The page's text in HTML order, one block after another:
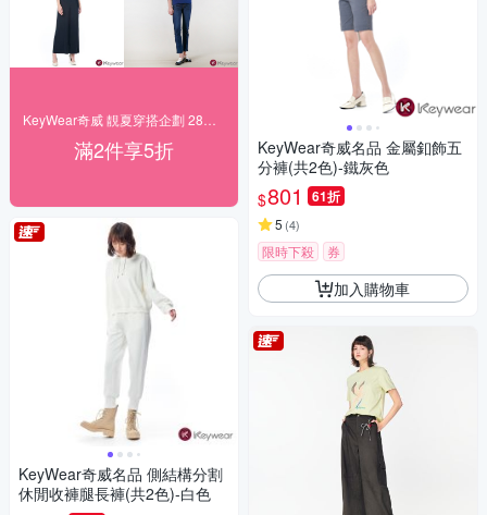
滿2件享5折
KeyWear奇威名品 側結構分割
休閒收褲腿長褲(共2色)-白色
KeyWear奇威名品 金屬釦飾五
分褲(共2色)-鐵灰色
$801 61折
5 (4)
限時下殺 券
加入購物車